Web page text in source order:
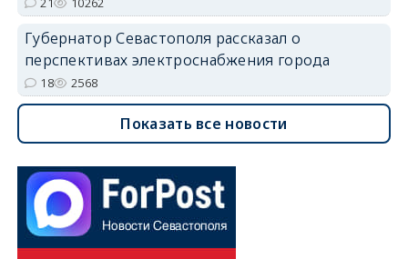
Губернатор Севастополя рассказал о
перспективах электроснабжения города
18 2568
Показать все новости